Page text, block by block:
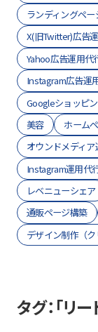
ランディングペー
X(旧Twitter)広告
Yahoo広告運用代
Instagram広告運
Googleショッピ
美容
ホーム
オウンドメディ
Instagram運用代
レベニューシェア
通販ページ構築
デザイン制作（ク
タグ：「リ